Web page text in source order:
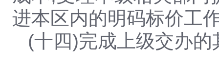
进本区内的明码标价工
(十四)完成上级交办的